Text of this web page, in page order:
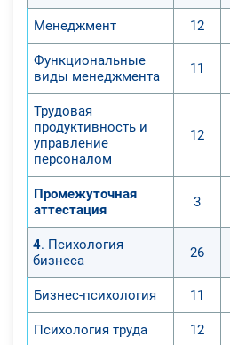
Менеджмент 12
Функциональные
виды менеджмента
11
Трудовая
продуктивность и
управление
персоналом
12
Промежуточная
аттестация
3
4. Психология
бизнеса
26
Бизнес-психология 11
Психология труда 12